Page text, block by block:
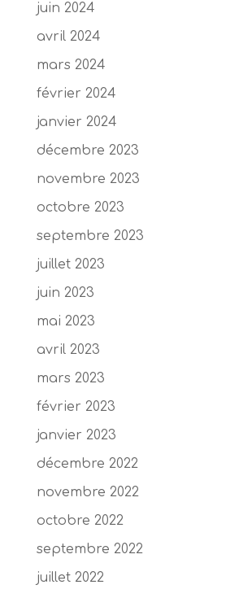
juin 2024
avril 2024
mars 2024
février 2024
janvier 2024
décembre 2023
novembre 2023
octobre 2023
septembre 2023
juillet 2023
juin 2023
mai 2023
avril 2023
mars 2023
février 2023
janvier 2023
décembre 2022
novembre 2022
octobre 2022
septembre 2022
juillet 2022